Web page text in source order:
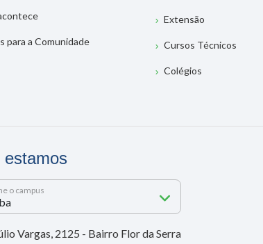
para a Comunidade
Extensão
Cursos Técnicos
Colégios
estamos
o campus
Vargas, 2125 - Bairro Flor da Serra